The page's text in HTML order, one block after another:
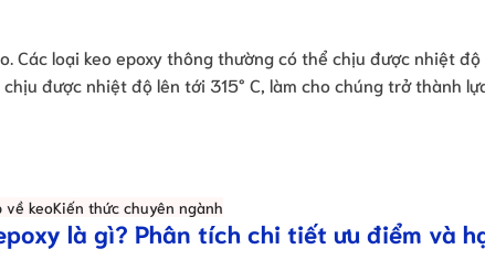
Các loại keo epoxy thông thường có thể chịu được nhiệt độ
được nhiệt độ lên tới 315° C, làm cho chúng trở thành
về keoKiến thức chuyên ngành
là gì? Phân tích chi tiết ưu điểm và